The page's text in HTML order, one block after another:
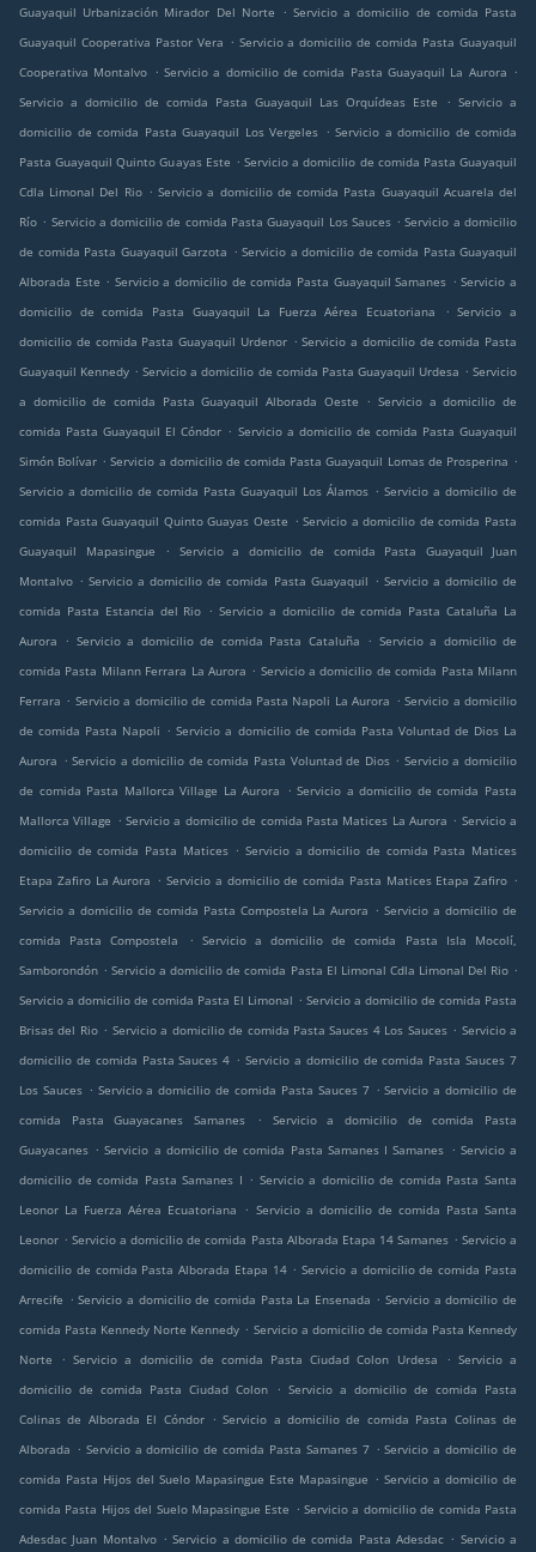
Guayaquil Urbanización Mirador Del Norte
. Servicio a domicilio de comida Pasta
Guayaquil Cooperativa Pastor Vera . Servicio a domicilio de comida Pasta Guayaquil
Cooperativa Montalvo . Servicio a domicilio de comida Pasta Guayaquil La Aurora .
Servicio a domicilio de comida Pasta Guayaquil Las Orquídeas Este
. Servicio a
domicilio de comida Pasta Guayaquil Los Vergeles . Servicio a domicilio de comida
Pasta Guayaquil Quinto Guayas Este . Servicio a domicilio de comida Pasta Guayaquil
Cdla Limonal Del Rio . Servicio a domicilio de comida Pasta Guayaquil Acuarela del
Río . Servicio a domicilio de comida Pasta Guayaquil Los Sauces . Servicio a domicilio
de comida Pasta Guayaquil Garzota . Servicio a domicilio de comida Pasta Guayaquil
Alborada Este . Servicio a domicilio de comida Pasta Guayaquil Samanes . Servicio a
domicilio de comida Pasta Guayaquil La Fuerza Aérea Ecuatoriana
. Servicio a
domicilio de comida Pasta Guayaquil Urdenor . Servicio a domicilio de comida Pasta
Guayaquil Kennedy . Servicio a domicilio de comida Pasta Guayaquil Urdesa . Servicio
a domicilio de comida Pasta Guayaquil Alborada Oeste
. Servicio a domicilio de
comida Pasta Guayaquil El Cóndor . Servicio a domicilio de comida Pasta Guayaquil
Simón Bolívar . Servicio a domicilio de comida Pasta Guayaquil Lomas de Prosperina .
Servicio a domicilio de comida Pasta Guayaquil Los Álamos . Servicio a domicilio de
comida Pasta Guayaquil Quinto Guayas Oeste . Servicio a domicilio de comida Pasta
Guayaquil Mapasingue
.
Servicio a domicilio de comida Pasta Guayaquil Juan
Montalvo . Servicio a domicilio de comida Pasta Guayaquil . Servicio a domicilio de
comida Pasta Estancia del Rio . Servicio a domicilio de comida Pasta Cataluña La
Aurora
. Servicio a domicilio de comida Pasta Cataluña . Servicio a domicilio de
comida Pasta Milann Ferrara La Aurora . Servicio a domicilio de comida Pasta Milann
Ferrara . Servicio a domicilio de comida Pasta Napoli La Aurora . Servicio a domicilio
de comida Pasta Napoli . Servicio a domicilio de comida Pasta Voluntad de Dios La
Aurora . Servicio a domicilio de comida Pasta Voluntad de Dios . Servicio a domicilio
de comida Pasta Mallorca Village La Aurora
. Servicio a domicilio de comida Pasta
Mallorca Village . Servicio a domicilio de comida Pasta Matices La Aurora . Servicio a
domicilio de comida Pasta Matices . Servicio a domicilio de comida Pasta Matices
Etapa Zafiro La Aurora . Servicio a domicilio de comida Pasta Matices Etapa Zafiro .
Servicio a domicilio de comida Pasta Compostela La Aurora . Servicio a domicilio de
comida Pasta Compostela
. Servicio a domicilio de comida Pasta Isla Mocolí,
Samborondón . Servicio a domicilio de comida Pasta El Limonal Cdla Limonal Del Rio .
Servicio a domicilio de comida Pasta El Limonal . Servicio a domicilio de comida Pasta
Brisas del Rio . Servicio a domicilio de comida Pasta Sauces 4 Los Sauces . Servicio a
domicilio de comida Pasta Sauces 4 . Servicio a domicilio de comida Pasta Sauces 7
Los Sauces . Servicio a domicilio de comida Pasta Sauces 7 . Servicio a domicilio de
comida Pasta Guayacanes Samanes
.
Servicio a domicilio de comida Pasta
Guayacanes . Servicio a domicilio de comida Pasta Samanes I Samanes . Servicio a
domicilio de comida Pasta Samanes I . Servicio a domicilio de comida Pasta Santa
Leonor La Fuerza Aérea Ecuatoriana
. Servicio a domicilio de comida Pasta Santa
Leonor . Servicio a domicilio de comida Pasta Alborada Etapa 14 Samanes . Servicio a
domicilio de comida Pasta Alborada Etapa 14 . Servicio a domicilio de comida Pasta
Arrecife . Servicio a domicilio de comida Pasta La Ensenada . Servicio a domicilio de
comida Pasta Kennedy Norte Kennedy . Servicio a domicilio de comida Pasta Kennedy
Norte
. Servicio a domicilio de comida Pasta Ciudad Colon Urdesa . Servicio a
domicilio de comida Pasta Ciudad Colon
. Servicio a domicilio de comida Pasta
Colinas de Alborada El Cóndor
. Servicio a domicilio de comida Pasta Colinas de
Alborada . Servicio a domicilio de comida Pasta Samanes 7 . Servicio a domicilio de
comida Pasta Hijos del Suelo Mapasingue Este Mapasingue . Servicio a domicilio de
comida Pasta Hijos del Suelo Mapasingue Este . Servicio a domicilio de comida Pasta
Adesdac Juan Montalvo . Servicio a domicilio de comida Pasta Adesdac . Servicio a